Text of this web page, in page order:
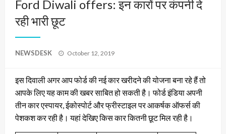
Ford Diwali offers: इन कारों पर कंपनी दे
रही भारी छूट
NEWSDESK
Posted
October 12, 2019
इस दिवाली अगर आप फोर्ड की नई कार खरीदने की योजना बना रहे हैं तो
आपके लिए यह काम की खबर साबित हो सकती है। फोर्ड इंडिया अपनी
तीन कार एस्पायर, ईकोस्पोर्ट और फ्रीस्टाइल पर आकर्षक ऑफर्स की
पेशकश कर रही है। यहां देखिए किस कार कितनी छूट मिल रही है।